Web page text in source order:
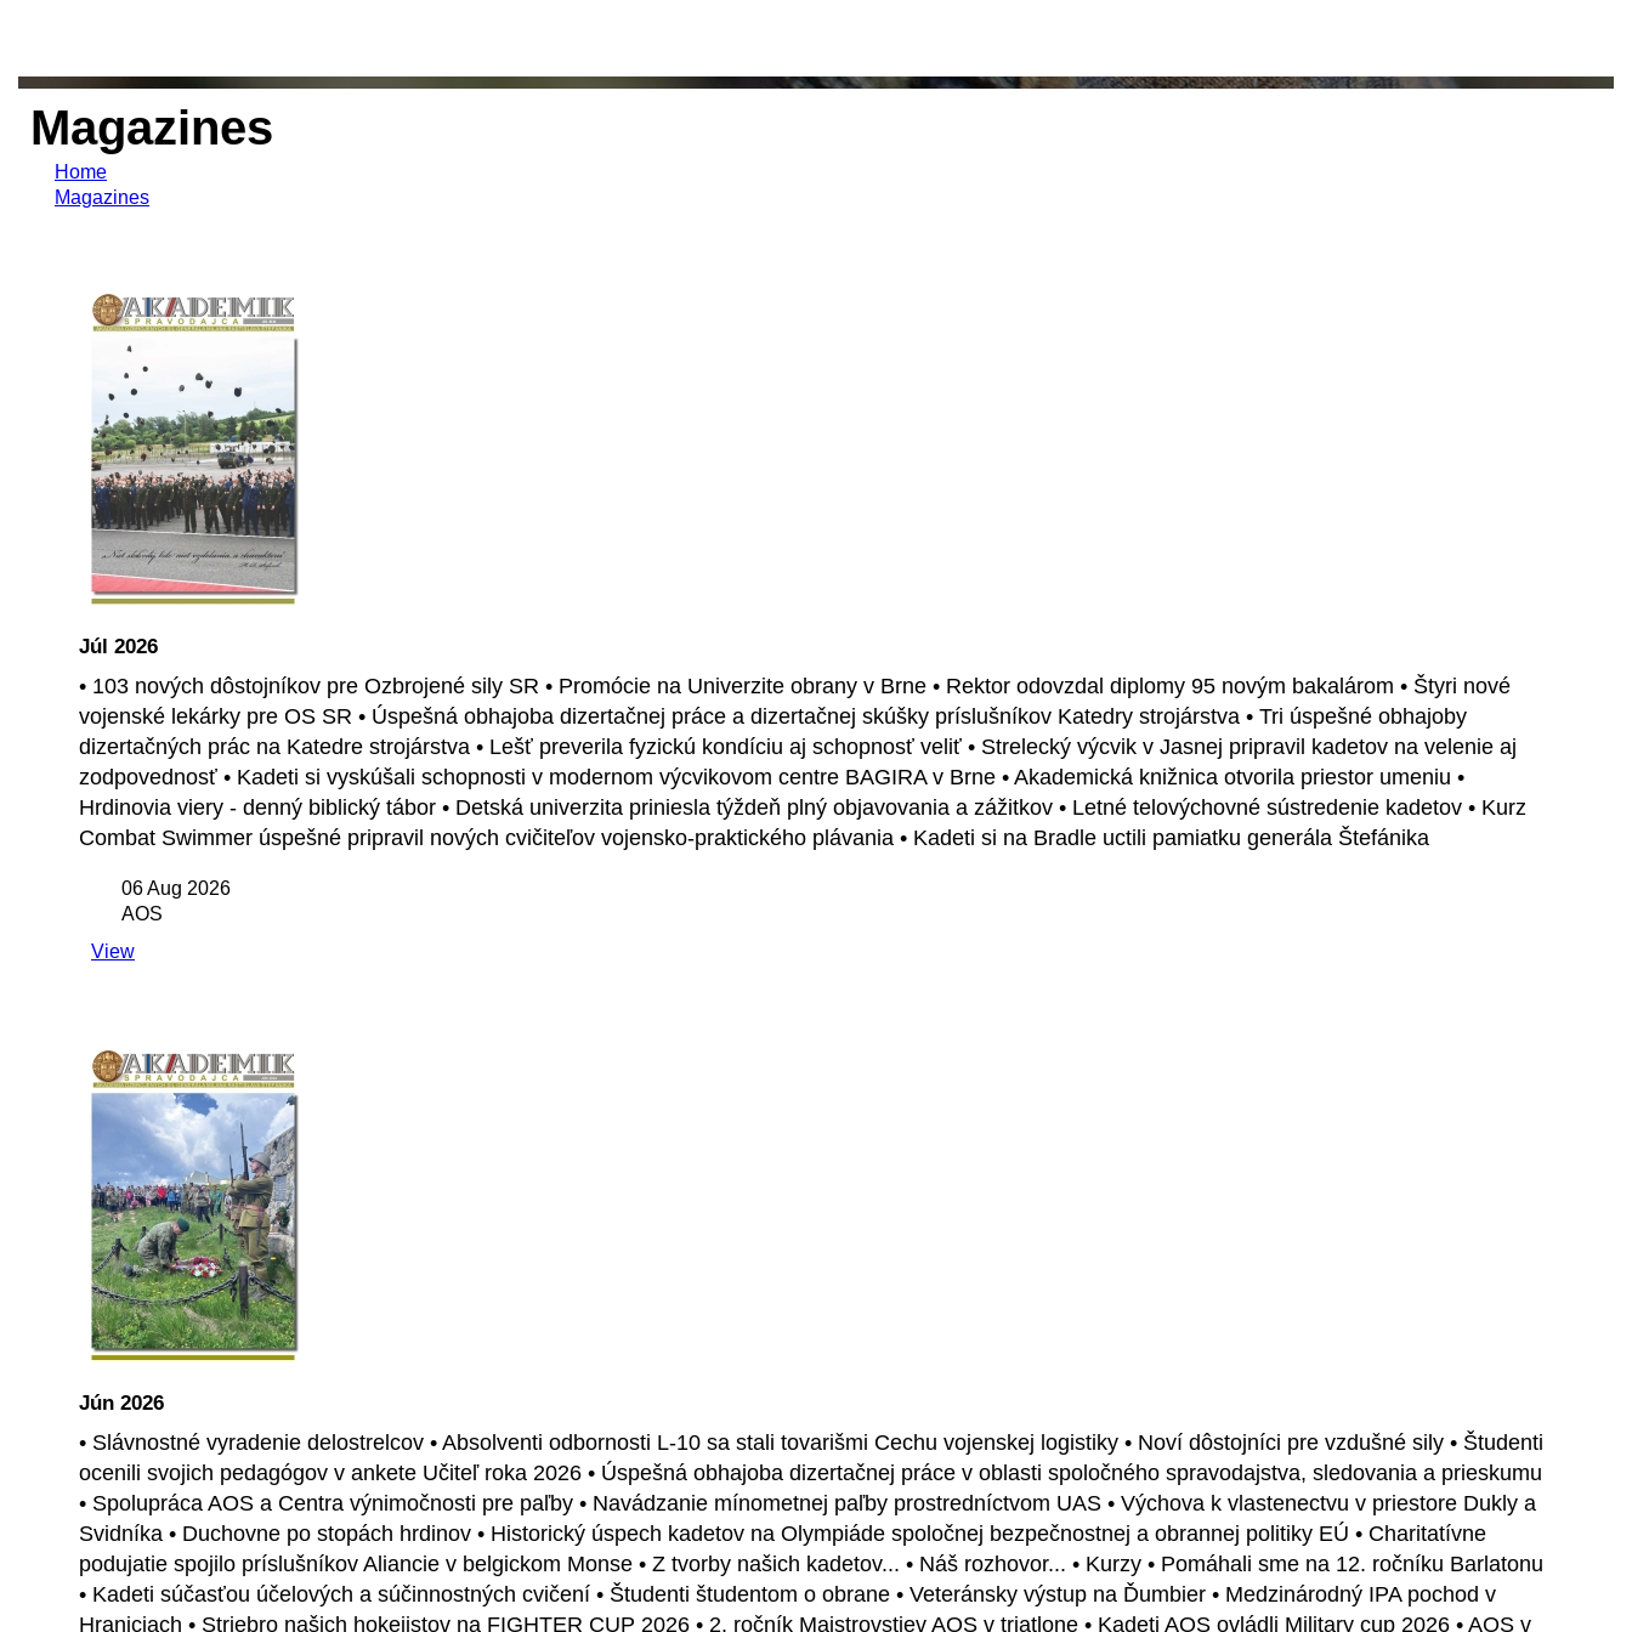
Magazines
Home
Magazines
Júl 2026
• 103 nových dôstojníkov pre Ozbrojené sily SR • Promócie na Univerzite obrany v Brne • Rektor odovzdal diplomy 95 novým bakalárom • Štyri nové
vojenské lekárky pre OS SR • Úspešná obhajoba dizertačnej práce a dizertačnej skúšky príslušníkov Katedry strojárstva • Tri úspešné obhajoby
dizertačných prác na Katedre strojárstva • Lešť preverila fyzickú kondíciu aj schopnosť veliť • Strelecký výcvik v Jasnej pripravil kadetov na velenie aj
zodpovednosť • Kadeti si vyskúšali schopnosti v modernom výcvikovom centre BAGIRA v Brne • Akademická knižnica otvorila priestor umeniu •
Hrdinovia viery - denný biblický tábor • Detská univerzita priniesla týždeň plný objavovania a zážitkov • Letné telovýchovné sústredenie kadetov • Kurz
Combat Swimmer úspešné pripravil nových cvičiteľov vojensko-praktického plávania • Kadeti si na Bradle uctili pamiatku generála Štefánika
06 Aug 2026
AOS
View
Jún 2026
• Slávnostné vyradenie delostrelcov • Absolventi odbornosti L-10 sa stali tovarišmi Cechu vojenskej logistiky • Noví dôstojníci pre vzdušné sily • Študenti
ocenili svojich pedagógov v ankete Učiteľ roka 2026 • Úspešná obhajoba dizertačnej práce v oblasti spoločného spravodajstva, sledovania a prieskumu
• Spolupráca AOS a Centra výnimočnosti pre paľby • Navádzanie mínometnej paľby prostredníctvom UAS • Výchova k vlastenectvu v priestore Dukly a
Svidníka • Duchovne po stopách hrdinov • Historický úspech kadetov na Olympiáde spoločnej bezpečnostnej a obrannej politiky EÚ • Charitatívne
podujatie spojilo príslušníkov Aliancie v belgickom Monse • Z tvorby našich kadetov... • Náš rozhovor... • Kurzy • Pomáhali sme na 12. ročníku Barlatonu
• Kadeti súčasťou účelových a súčinnostných cvičení • Študenti študentom o obrane • Veteránsky výstup na Ďumbier • Medzinárodný IPA pochod v
Hraniciach • Striebro našich hokejistov na FIGHTER CUP 2026 • 2. ročník Majstrovstiev AOS v triatlone • Kadeti AOS ovládli Military cup 2026 • AOS v